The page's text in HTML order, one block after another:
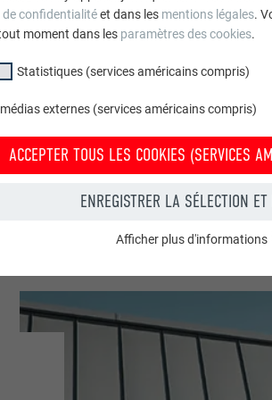
Italie
Borgo Valbelluna BL
Maisons individuelles
© Giacomo Podetti
confidentialitéet dans les mentions légales.
moment dans les paramètres des cookies.
Statistiques (services américains compris)
externes (services américains compris)
ACCEPTER TOUS LES COOKIES (SERVICES
ENREGISTRER LA SÉLECTION ET
PHPSESSID
Afficher les informations relatives
AMÉRICAINS COMPRIS)
(services américains compris) » nous
Afficher plus d'informations